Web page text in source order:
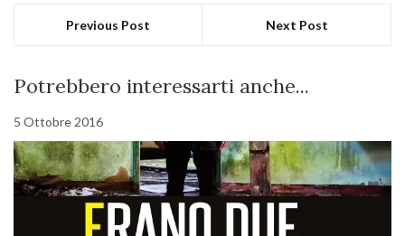
Previous Post Next Post
Potrebbero interessarti anche...
5 Ottobre 2016